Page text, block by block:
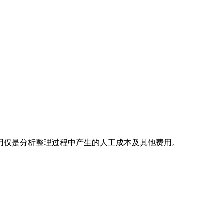
是分析整理过程中产生的人工成本及其他费用。